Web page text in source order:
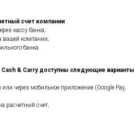
счет компании
кассу банка;
вашей компании;
банка.
& Carry доступны следующие варианты
или через мобильное приложение (Google Pay,
расчетный счет;